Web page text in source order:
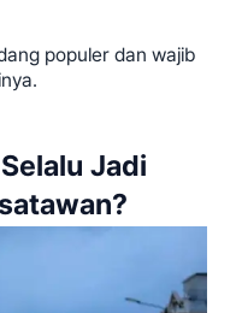
populer dan wajib
Jadi